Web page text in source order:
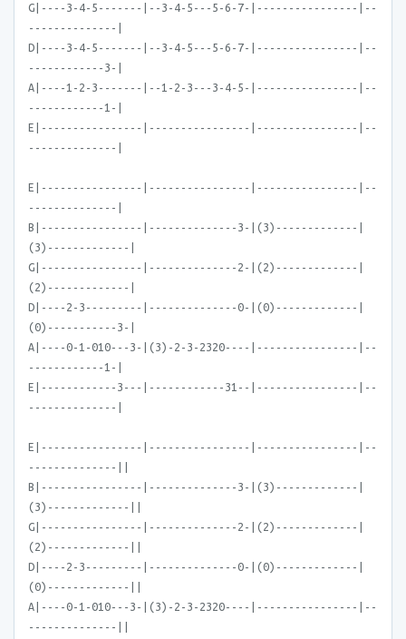
G|----3-4-5-------|--3-4-5---5-6-7-|----------------|--
--------------|
D|----3-4-5-------|--3-4-5---5-6-7-|----------------|--
------------3-|
A|----1-2-3-------|--1-2-3---3-4-5-|----------------|--
------------1-|
E|----------------|----------------|----------------|--
--------------|
E|----------------|----------------|----------------|--
--------------|
B|----------------|--------------3-|(3)-------------|
(3)-------------|
G|----------------|--------------2-|(2)-------------|
(2)-------------|
D|----2-3---------|--------------0-|(0)-------------|
(0)-----------3-|
A|----0-1-010---3-|(3)-2-3-2320----|----------------|--
------------1-|
E|------------3---|------------31--|----------------|--
--------------|
E|----------------|----------------|----------------|--
--------------||
B|----------------|--------------3-|(3)-------------|
(3)-------------||
G|----------------|--------------2-|(2)-------------|
(2)-------------||
D|----2-3---------|--------------0-|(0)-------------|
(0)-------------||
A|----0-1-010---3-|(3)-2-3-2320----|----------------|--
--------------||